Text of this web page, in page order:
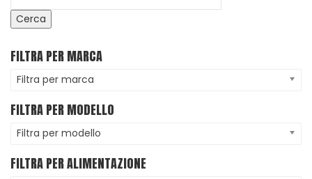
Cerca
FILTRA PER MARCA
Filtra per marca
FILTRA PER MODELLO
Filtra per modello
FILTRA PER ALIMENTAZIONE